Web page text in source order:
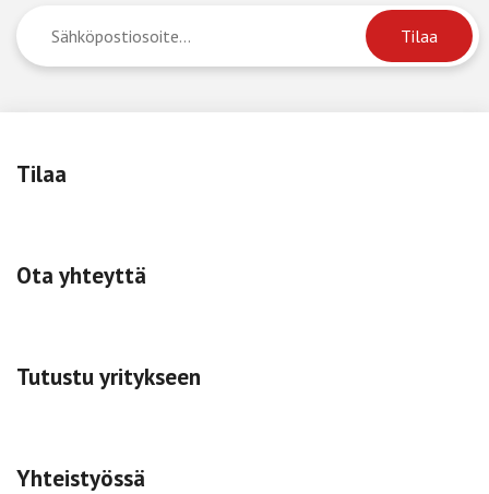
Tilaa
Ota yhteyttä
Tutustu yritykseen
Yhteistyössä